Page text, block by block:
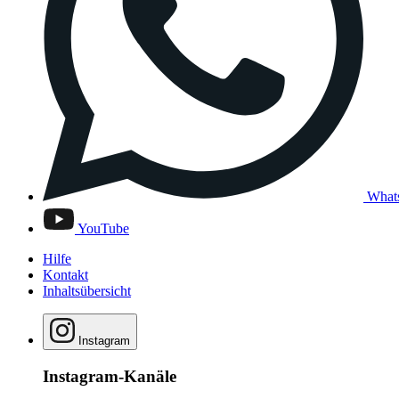
YouTube
Hilfe
Kontakt
Inhaltsübersicht
Instagram
Instagram-Kanäle